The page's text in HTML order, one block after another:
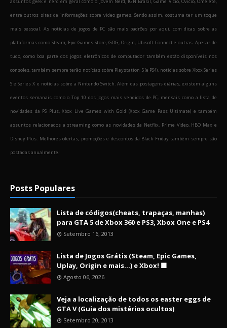
entre outros sites de informações sobre video games. Sendo assim, costuma ter um toque
mais pessoal. As notícias de jogos de PC são mais padrões por aqui, com dicas sobre as
plataformas como Steam, Epic Games Store, GOG, Origin, Ubisoft Connect e outras. Apesar de
tudo, como boa parte dos jogos eletrônicos de computador também estão disponíveis nos
consoles, também sempre terão notícias sobre Playstation 5 (e PS4), notícias sobre Xbox Series
S e Series X e notícias sobre a Nintendo Switch. Além das postagens diárias, existem alguns
eventos semanais como o Top 10 dos jogos mais vendidos de PC, mensais como a lista de
novidades da PS Plus, Xbox Live Games with Gold (Xbox Game Pass Ultimate) e também
assuntos relacionados a streaming como as novidades da Netflix, Prime Video, HBO Max e
Disney Plus. Melhores ofertas, promoções e descontos da Black Friday também sempre são
postadas anualmente!
Posts Populares
Lista de códigos(cheats, trapaças, manhas)
para GTA 5 de Xbox 360 e PS3, Xbox One e PS4
Setembro 16, 2013
Lista de Jogos Grátis (Steam, Epic Games,
Uplay, Origin e mais...) e Xbox! 🟩
Agosto 06, 2026
Veja a localização de todos os easter eggs de
GTA V (Guia dos mistérios ocultos)
Setembro 20, 2013